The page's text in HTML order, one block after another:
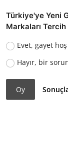
Türkiye'ye Yeni
Markaları
Evet, gayet
Hayır, bir
Oy